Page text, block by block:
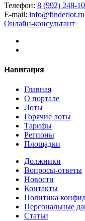
Телефон: 8 (992) 248-
E-mail: info@finderlot.ru
Онлайн-консультант
Навигация
Главная
О портале
Лоты
Горячие лоты
Тарифы
Регионы
Площадки
Должники
Вопросы-ответы
Новости
Контакты
Политика
Персональные
Статьи